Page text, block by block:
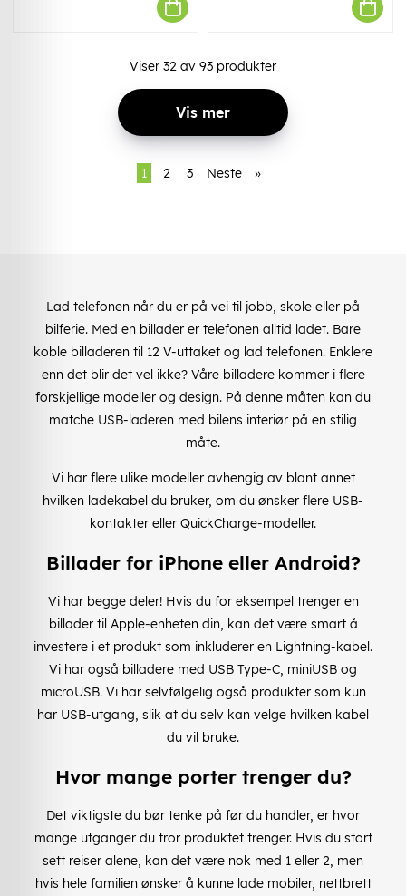
Viser 32 av 93 produkter
Vis mer
1 2 3 Neste »
Lad telefonen når du er på vei til jobb, skole eller på
bilferie. Med en billader er telefonen alltid ladet. Bare
koble billaderen til 12 V-uttaket og lad telefonen. Enklere
enn det blir det vel ikke? Våre billadere kommer i flere
forskjellige modeller og design. På denne måten kan du
matche USB-laderen med bilens interiør på en stilig
måte.
Vi har flere ulike modeller avhengig av blant annet
hvilken ladekabel du bruker, om du ønsker flere USB-
kontakter eller QuickCharge-modeller.
Billader for iPhone eller Android?
Vi har begge deler! Hvis du for eksempel trenger en
billader til Apple-enheten din, kan det være smart å
investere i et produkt som inkluderer en Lightning-kabel.
Vi har også billadere med USB Type-C, miniUSB og
microUSB. Vi har selvfølgelig også produkter som kun
har USB-utgang, slik at du selv kan velge hvilken kabel
du vil bruke.
Hvor mange porter trenger du?
Det viktigste du bør tenke på før du handler, er hvor
mange utganger du tror produktet trenger. Hvis du stort
sett reiser alene, kan det være nok med 1 eller 2, men
hvis hele familien ønsker å kunne lade mobiler, nettbrett